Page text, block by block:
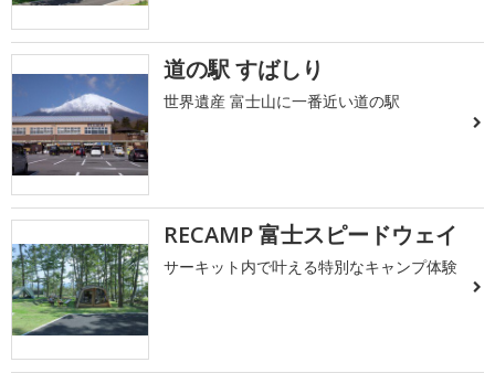
道の駅 すばしり
世界遺産 富士山に一番近い道の駅
RECAMP 富士スピードウェイ
サーキット内で叶える特別なキャンプ体験